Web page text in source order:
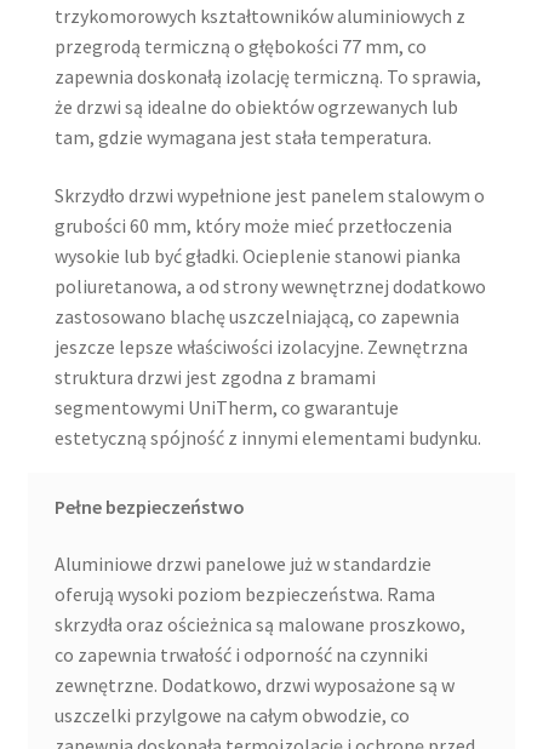
trzykomorowych kształtowników aluminiowych z
przegrodą termiczną o głębokości 77 mm, co
zapewnia doskonałą izolację termiczną. To sprawia,
że drzwi są idealne do obiektów ogrzewanych lub
tam, gdzie wymagana jest stała temperatura.
Skrzydło drzwi wypełnione jest panelem stalowym o
grubości 60 mm, który może mieć przetłoczenia
wysokie lub być gładki. Ocieplenie stanowi pianka
poliuretanowa, a od strony wewnętrznej dodatkowo
zastosowano blachę uszczelniającą, co zapewnia
jeszcze lepsze właściwości izolacyjne. Zewnętrzna
struktura drzwi jest zgodna z bramami
segmentowymi UniTherm, co gwarantuje
estetyczną spójność z innymi elementami budynku.
Pełne bezpieczeństwo
Aluminiowe drzwi panelowe już w standardzie
oferują wysoki poziom bezpieczeństwa. Rama
skrzydła oraz ościeżnica są malowane proszkowo,
co zapewnia trwałość i odporność na czynniki
zewnętrzne. Dodatkowo, drzwi wyposażone są w
uszczelki przylgowe na całym obwodzie, co